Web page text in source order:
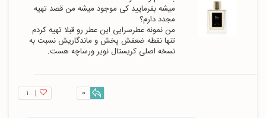
میشه بفرمایید کی موجود میشه من قصد تهیه
من نمونه عطرسرایی این عطر رو قبلا تهیه کردم
تنها نقطه ضعفش پخش و ماندگاریش نسبت به
نسخه اصلی کریستال نویر ورساچه هست.
| ۱ 0